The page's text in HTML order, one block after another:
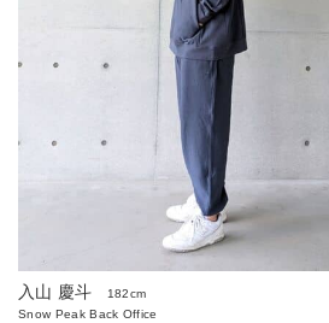
入山 慶斗
182cm
Snow Peak Back Office